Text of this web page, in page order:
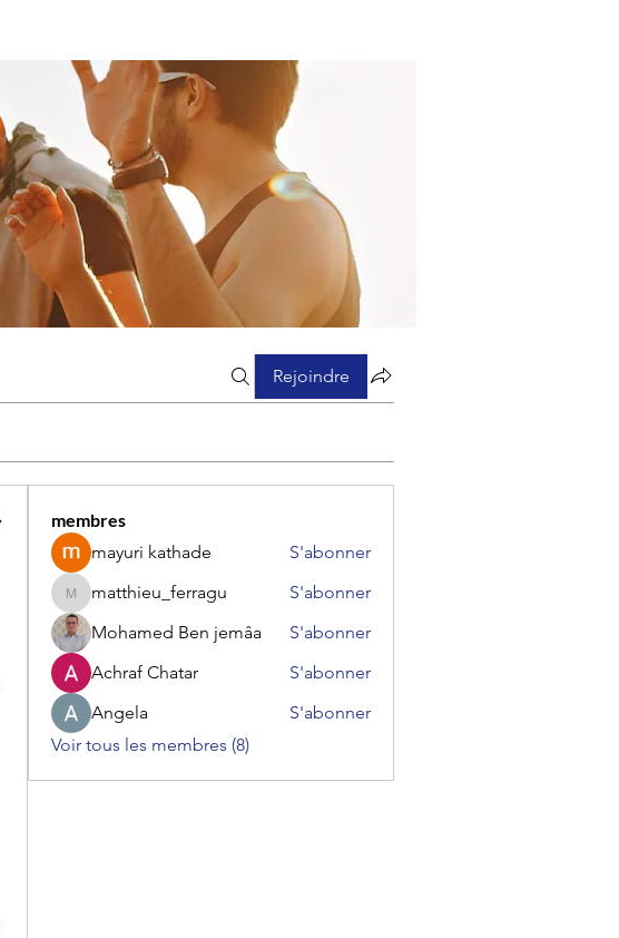
Rejoindre
membres
mayuri kathade
S'abonner
matthieu_ferragu
matthieu_ferragu
S'abonner
Mohamed Ben jemâa
S'abonner
Achraf Chatar
S'abonner
Angela
S'abonner
Voir tous les membres (8)